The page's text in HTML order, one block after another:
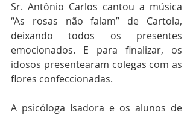
Sr. Antônio Carlos cantou a música
“As rosas não falam” de Cartola,
deixando todos os presentes
emocionados. E para finalizar, os
idosos presentearam colegas com as
flores confeccionadas.
A psicóloga Isadora e os alunos de